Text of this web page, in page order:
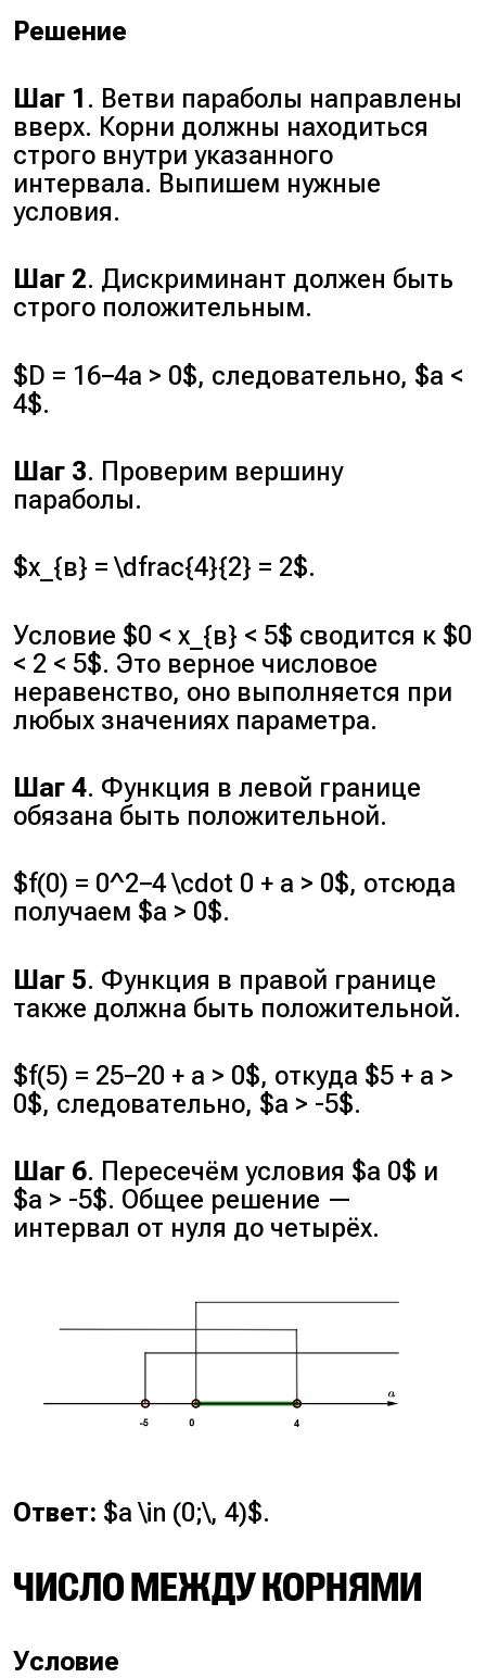
Решение
Шаг 1 . Ветви параболы направлены
вверх. Корни должны находиться
строго внутри указанного
интервала. Выпишем нужные
условия.
Шаг 2. Дискриминант должен быть
строго положительным.
$D = 16−4a > 0$, следовательно, $a <
4$.
Шаг 3. Проверим вершину
параболы.
$x_{в} = \dfrac{4}{2} = 2$.
Условие $0 < x_{в} < 5$ сводится к $0
< 2 < 5$. Это верное числовое
неравенство, оно выполняется при
любых значениях параметра.
Шаг 4. Функция в левой границе
обязана быть положительной.
$f(0) = 0^2−4 \cdot 0 + a > 0$, отсюда
получаем $a > 0$.
Шаг 5. Функция в правой границе
также должна быть положительной.
$f(5) = 25−20 + a > 0$, откуда $5 + a >
0$, следовательно, $a > -5$.
Шаг 6. Пересечём условия $a 0$ и
$a > -5$. Общее решение —
интервал от нуля до четырёх.
Ответ: $a \in (0;\, 4)$.
ЧИСЛО МЕЖДУ КОРНЯМИ
Условие